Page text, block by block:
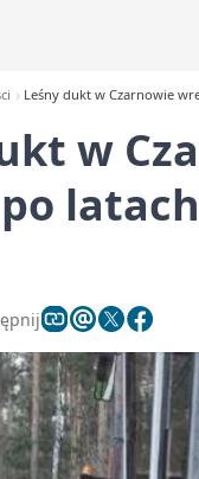
Leśny dukt w Czarnowie
w